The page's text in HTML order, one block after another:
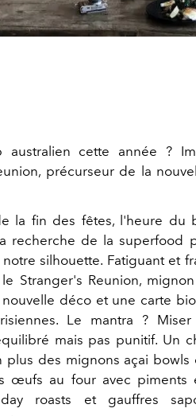
australien cette année ?
précurseur de la
la fin des fêtes, l'heure du
recherche de la superfood
silhouette. Fatiguant et
Stranger's Reunion,
déco et une carte
Le mantra ?
mais pas punitif. Un
plus des mignons açai bowls
œufs au four avec piments
roasts et gauffres